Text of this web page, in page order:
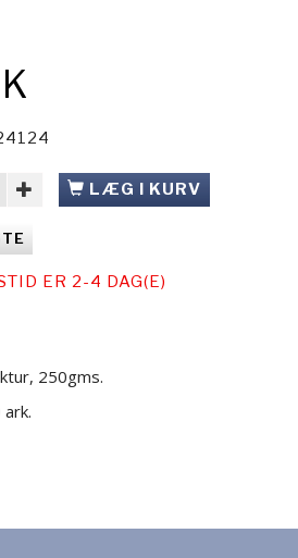
LÆG I KURV
ER 2-4 DAG(E)
250gms.